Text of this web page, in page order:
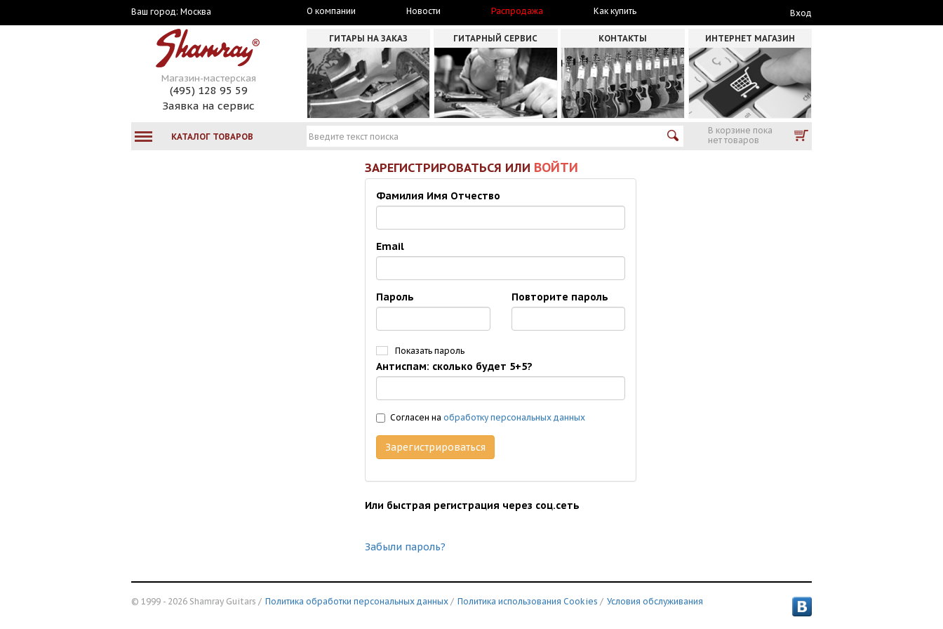
Ваш город: Москва О компании Новости Распродажа Как купить Вход
Магазин-мастерская
(495) 128 95 59
Заявка на сервис
ГИТАРЫ НА ЗАКАЗ ГИТАРНЫЙ СЕРВИС КОНТАКТЫ ИНТЕРНЕТ МАГАЗИН
КАТАЛОГ ТОВАРОВ
В корзине пока
нет товаров
ЗАРЕГИСТРИРОВАТЬСЯ ИЛИ ВОЙТИ
Фамилия Имя Отчество
Email
Пароль Повторите пароль
Показать пароль
Антиспам: сколько будет 5+5?
Согласен на обработку персональных данных
Зарегистрироваться
Или быстрая регистрация через соц.сеть
Забыли пароль?
© 1999 - 2026 Shamray Guitars / Политика обработки персональных данных / Политика использования Сookies / Условия обслуживания